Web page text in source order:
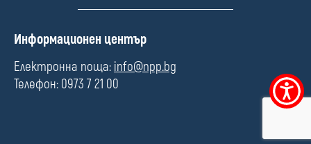
Меню
за
П
л
е
Информационен център
Електронна поща: info@npp.bg
Телефон: 0973 7 21 00